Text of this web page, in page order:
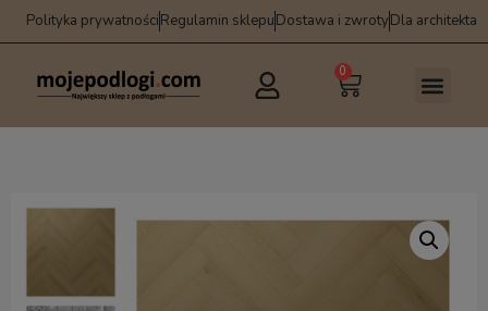
Polityka prywatnościRegulamin sklepuDostawa i zwrotyDla architekta
0